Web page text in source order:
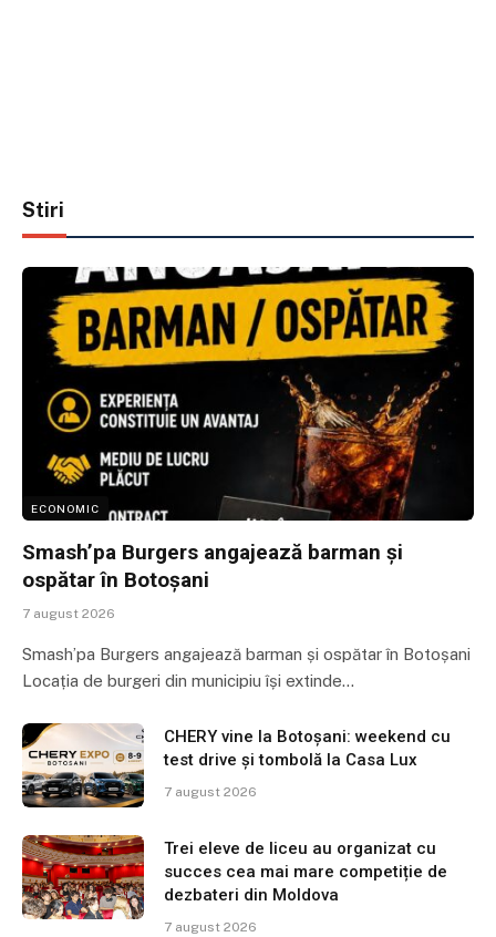
Stiri
ECONOMIC
Smash’pa Burgers angajează barman și
ospătar în Botoșani
7 august 2026
Smash’pa Burgers angajează barman și ospătar în Botoșani
Locația de burgeri din municipiu își extinde…
CHERY vine la Botoșani: weekend cu
test drive și tombolă la Casa Lux
7 august 2026
Trei eleve de liceu au organizat cu
succes cea mai mare competiție de
dezbateri din Moldova
7 august 2026